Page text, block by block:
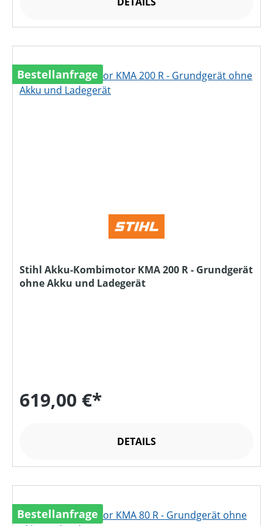
Bestellanfrage
Stihl Akku-Kombimotor KMA 200 R - Grundgerät
ohne Akku und Ladegerät
619,00 €*
DETAILS
Bestellanfrage